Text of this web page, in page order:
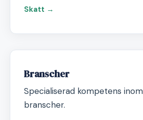
Skatt →
Branscher
Specialiserad kompetens inom
branscher.